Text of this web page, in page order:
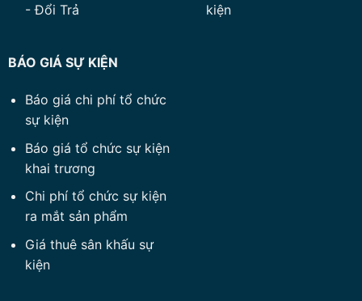
- Đổi Trả
kiện
BÁO GIÁ SỰ KIỆN
Báo giá chi phí tổ chức
sự kiện
Báo giá tổ chức sự kiện
khai trương
Chi phí tổ chức sự kiện
ra mắt sản phẩm
Giá thuê sân khấu sự
kiện